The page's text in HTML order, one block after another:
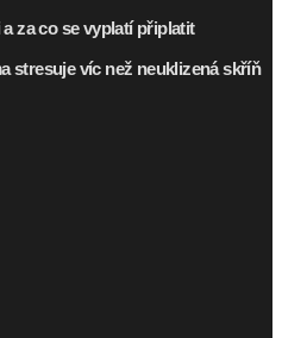
za co se vyplatí připlatit
stresuje víc než neuklizená skříň